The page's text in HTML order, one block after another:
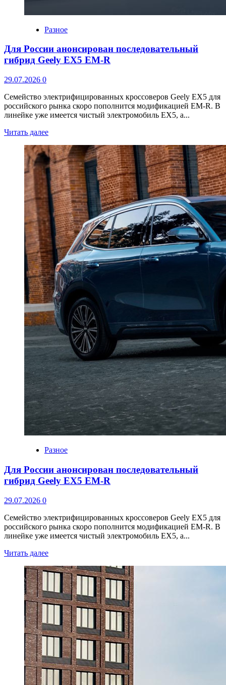
Разное
Для России анонсирован последовательный
гибрид Geely EX5 EM-R
29.07.2026 0
Семейство электрифицированных кроссоверов Geely EX5 для
российского рынка скоро пополнится модификацией EM-R. В
линейке уже имеется чистый электромобиль EX5, а...
Читать далее
Разное
Для России анонсирован последовательный
гибрид Geely EX5 EM-R
29.07.2026 0
Семейство электрифицированных кроссоверов Geely EX5 для
российского рынка скоро пополнится модификацией EM-R. В
линейке уже имеется чистый электромобиль EX5, а...
Читать далее